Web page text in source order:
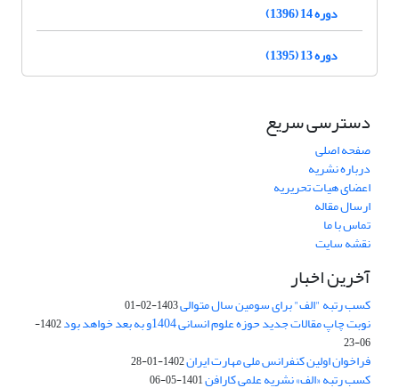
دوره 14 (1396)
دوره 13 (1395)
دسترسی سریع
صفحه اصلی
درباره نشریه
اعضای هیات تحریریه
ارسال مقاله
تماس با ما
نقشه سایت
آخرین اخبار
کسب رتبه "الف" برای سومین سال متوالی1403-02-01
نوبت چاپ مقالات جدید حوزه علوم انسانی 1404و به بعد خواهد بود
1402-
06-23
فراخوان اولین کنفرانس ملی مهارت ایران1402-01-28
کسب رتبه «الف» نشریه علمی کارافن1401-05-06